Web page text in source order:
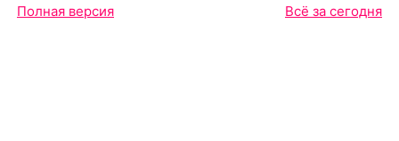
Полная версия Всё за сегодня